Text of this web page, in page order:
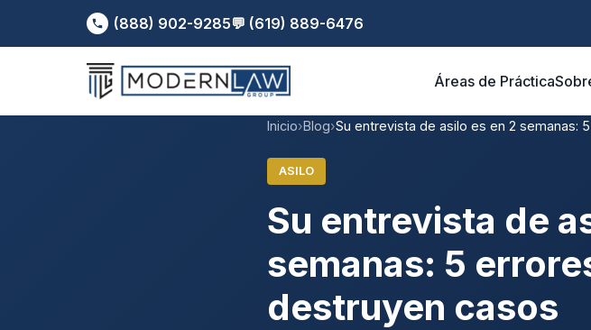
(888) 902-9285💬 (619) 889-6476
Áreas de Práctica
Inicio›Blog›Su entrevista de asilo es en 2 semanas:
ASILO
Su entrevista de
semanas: 5
destruyen casos